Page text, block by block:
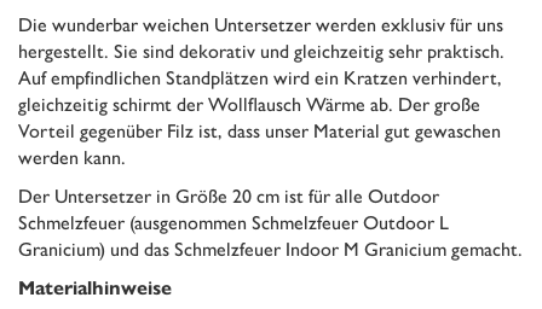
Die wunderbar weichen Untersetzer werden exklusiv für uns
hergestellt. Sie sind dekorativ und gleichzeitig sehr praktisch.
Auf empfindlichen Standplätzen wird ein Kratzen verhindert,
gleichzeitig schirmt der Wollflausch Wärme ab. Der große
Vorteil gegenüber Filz ist, dass unser Material gut gewaschen
werden kann.
Der Untersetzer in Größe 20 cm ist für alle Outdoor
Schmelzfeuer (ausgenommen Schmelzfeuer Outdoor L
Granicium) und das Schmelzfeuer Indoor M Granicium gemacht.
Materialhinweise